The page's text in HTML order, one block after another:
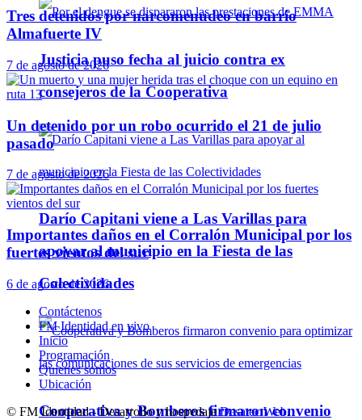
Justicia puso fecha al juicio contra ex
consejeros de la Cooperativa
Darío Capitani viene a Las Varillas para
apoyar al municipio en la Fiesta de las
Colectividades
Cooperativa y Bomberos firmaron convenio
Tres detenidos por narcomenudeo en barrio
Almafuerte IV
7 de agosto de 2026
Un detenido por un robo ocurrido el 21 de julio
pasado
7 de agosto de 2026
Importantes daños en el Corralón Municipal por los
fuertes vientos del sur
6 de agosto de 2026
Contáctenos
FM Identidad en vivo
Inicio
Programación
Quienes somos
Ubicación
© FM Identidad - Desarrollo y hospedajeDesatec Web.